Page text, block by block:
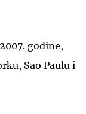
godine,
Sao Paulu i